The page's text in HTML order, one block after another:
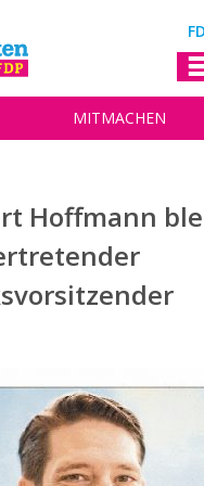
MITMACHEN
Hoffmann